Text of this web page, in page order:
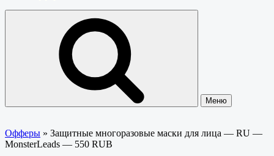
Меню
Офферы » Защитные многоразовые маски для лица — RU —
MonsterLeads — 550 RUB